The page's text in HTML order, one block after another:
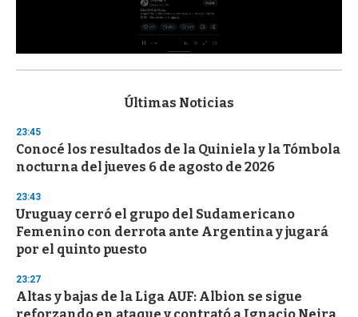
s
d
s
o
f
3
s
e
c
o
d
s
Últimas Noticias
23:45
Conocé los resultados de la Quiniela y la Tómbola
nocturna del jueves 6 de agosto de 2026
23:43
Uruguay cerró el grupo del Sudamericano
Femenino con derrota ante Argentina y jugará
por el quinto puesto
23:27
Altas y bajas de la Liga AUF: Albion se sigue